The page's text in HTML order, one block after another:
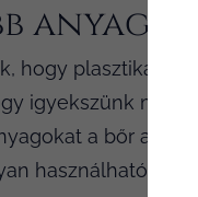
anyag
hogy plasztikai
igyekszünk
a bőr alá
használható a